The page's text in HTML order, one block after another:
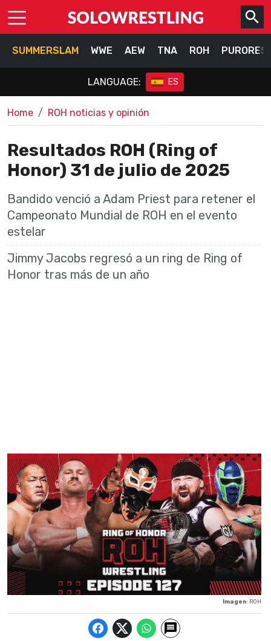
SUMMERSLAM WWE AEW TNA ROH
LANGUAGE: ES
Home ROH noticias y opinión
Resultados ROH (Ring of
Honor) 31 de julio de 2025
Bandido venció a Adam Priest para retener el
Campeonato Mundial de ROH en el evento
estelar
Jimmy Jacobs regresó a un ring de Ring of
Honor tras más de un año
Imagen: ROH